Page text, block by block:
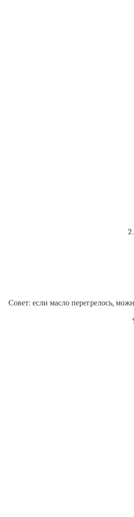
Совет: если масло перегрелось,